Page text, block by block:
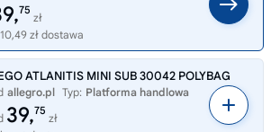
75
zł
zł dostawa
ATLANITIS MINI SUB 30042 POLYBAG
allegro.pl Typ: Platforma handlowa
39,75
zł